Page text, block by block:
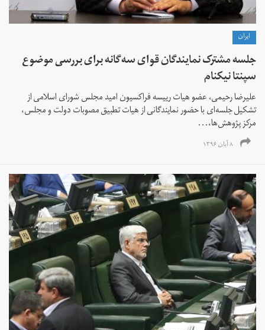
ايران
جلسه مشترک نمایندگان قوای سه‌گانه برای بررسی موضوع
سپنتا نیکنام
علیرضا رحیمی، عضو هیات رییسه فراکسیون امید مجلس شورای اسلامی از
تشکیل جلسه‌ای با حضور نمایندگانی از هیات تطبیق مصوبات دولت و مجلس،
مرکز پژوهش‌ها،...
۸ آبان ۱۳۹۶